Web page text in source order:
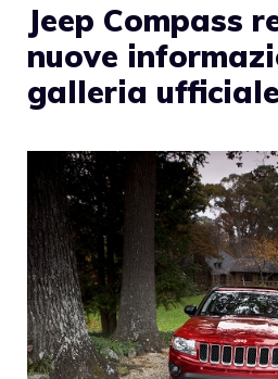
Jeep Compass
nuove
galleria ufficiale